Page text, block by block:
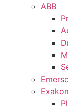
ABB